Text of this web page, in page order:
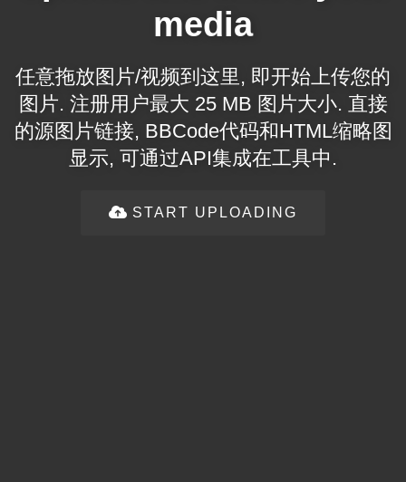
media
任意拖放图片/视频到这里, 即开始上传您的
图片. 注册用户最大 25 MB 图片大小. 直接
的源图片链接, BBCode代码和HTML缩略图
显示, 可通过API集成在工具中.
START UPLOADING